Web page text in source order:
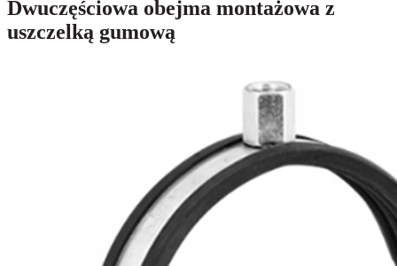
Dwuczęściowa obejma montażowa z
uszczelką gumową